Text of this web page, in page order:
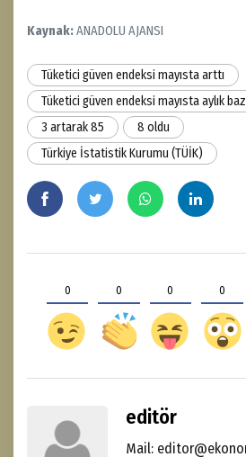
Kaynak:ANADOLU AJANSI
Tüketici güven endeksi mayısta arttı
Tüketici güven endeksi mayısta aylık
3 artarak 85
8 oldu
Türkiye İstatistik Kurumu (TÜİK)
0 0 0 0
editör
Mail: